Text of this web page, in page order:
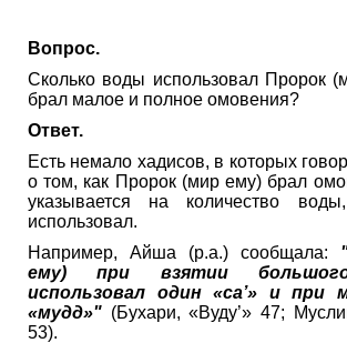
Вопрос.
Сколько воды использовал Пророк
брал малое и полное омовения?
Ответ.
Есть немало хадисов, в которых
о том, как Пророк (мир ему) брал
указывается на количество
использовал.
Например, Айша (р.а.) сообщала:
ему) при взятии
использовал один «са’» и при
«мудд»" (Бухари, «Вуду’» 47;
53).